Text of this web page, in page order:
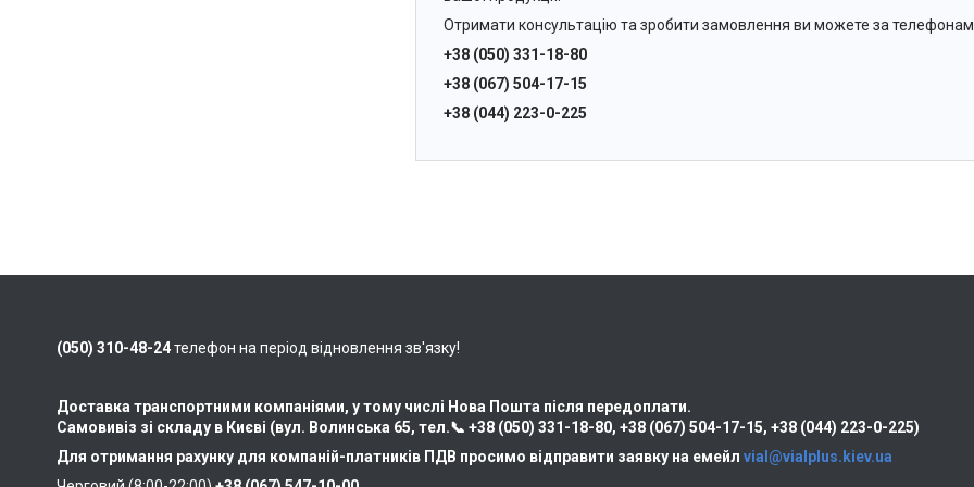
Отримати консультацію та зробити замовлення ви можете за
+38 (050) 331-18-80
+38 (067) 504-17-15
+38 (044) 223-0-225
(050) 310-48-24телефон на період відновлення зв'язку!
Доставка транспортними компаніями, у тому числі Нова Пошта після передоплати.
Самовивіз зі складу в Києві (вул. Волинська 65, тел.📞 +38 (050) 331-18-80, +38 (067) 504-17-15, +38 (044) 223-0-225)
Для отримання рахунку для компаній-платників ПДВ просимо відправити заявку на емейл vial@vialplus.kiev.ua